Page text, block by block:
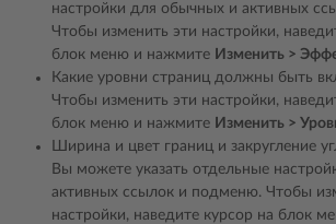
настройки для обычных и активных
Чтобы изменить эти настройки,
блок меню и нажмите Изменить >
Какие уровни страниц должны быть
Чтобы изменить эти настройки,
блок меню и нажмите Изменить >
Ширина и цвет границ и закругление
Вы можете указать отдельные
активных ссылок и подменю. Чтобы
настройки, наведите курсор на блок